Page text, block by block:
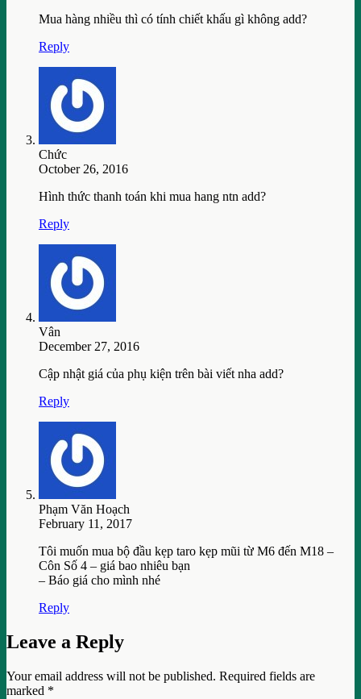
Mua hàng nhiều thì có tính chiết khấu gì không add?
Reply
Chức
October 26, 2016
Hình thức thanh toán khi mua hang ntn add?
Reply
Vân
December 27, 2016
Cập nhật giá của phụ kiện trên bài viết nha add?
Reply
Phạm Văn Hoạch
February 11, 2017
Tôi muốn mua bộ đầu kẹp taro kẹp mũi từ M6 đến M18 –
Côn Số 4 – giá bao nhiêu bạn
– Báo giá cho mình nhé
Reply
Leave a Reply
Your email address will not be published. Required fields are
marked *